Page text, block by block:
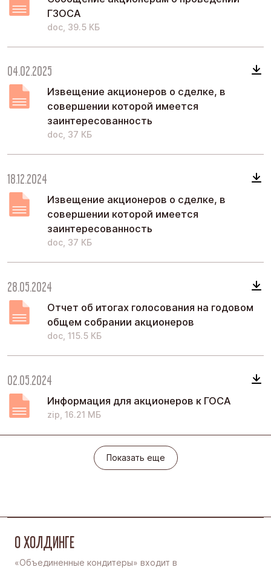
ГЗОСА
doc, 39.5 КБ
04.02.2025
Извещение акционеров о сделке, в
совершении которой имеется
заинтересованность
doc, 37 КБ
18.12.2024
Извещение акционеров о сделке, в
совершении которой имеется
заинтересованность
doc, 37 КБ
28.05.2024
Отчет об итогах голосования на годовом
общем собрании акционеров
doc, 115.5 КБ
02.05.2024
Информация для акционеров к ГОСА
zip, 16.21 МБ
Показать еще
Показать еще
О ХОЛДИНГЕ
«Объединенные кондитеры» входит в